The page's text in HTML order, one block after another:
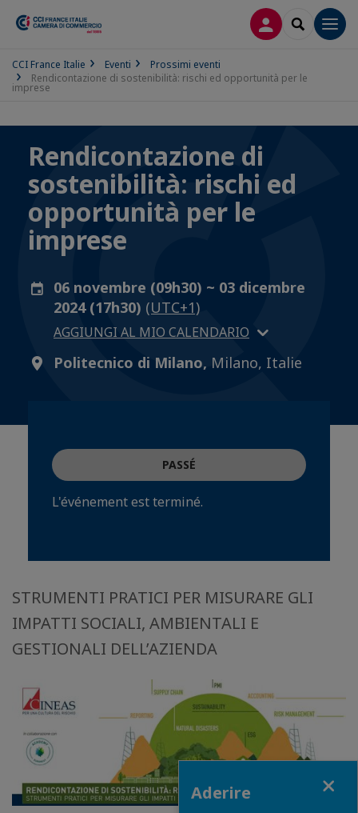
LOG INSEARCH
CCI France Italie Eventi
Prossimi eventi
Rendicontazione di sostenibilità: rischi ed opportunità per le
imprese
Rendicontazione di
sostenibilità: rischi ed
opportunità per le
imprese
06 novembre (09h30) ~ 03 dicembre
2024 (17h30) (UTC+1)
AGGIUNGI AL MIO CALENDARIO
Politecnico di Milano, Milano, Italie
PASSÉ
L'événement est terminé.
STRUMENTI PRATICI PER MISURARE GLI
IMPATTI SOCIALI, AMBIENTALI E
GESTIONALI DELL’AZIENDA
Aderire